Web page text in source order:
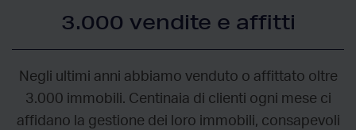
3.000 vendite e affitti
Negli ultimi anni abbiamo venduto o affittato oltre
3.000 immobili. Centinaia di clienti ogni mese ci
affidano la gestione dei loro immobili, consapevoli